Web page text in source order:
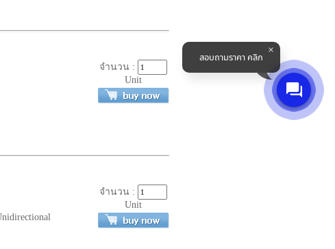
จำนวน :
Unit
จำนวน :
Unit
สอบถามราคา คลิก